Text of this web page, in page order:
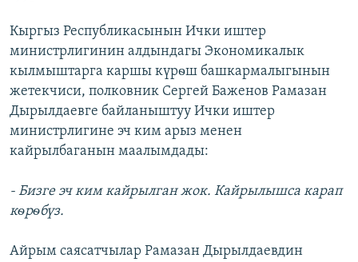
Кыргыз Республикасынын Ички иштер
министрлигинин алдындагы Экономикалык
кылмыштарга каршы күрѳш башкармалыгынын
жетекчиси, полковник Сергей Баженов Рамазан
Дырылдаевге байланыштуу Ички иштер
министрлигине эч ким арыз менен
кайрылбаганын маалымдады:
- Бизге эч ким кайрылган жок. Кайрылышса карап
кѳрѳбүз.
Айрым саясатчылар Рамазан Дырылдаевдин